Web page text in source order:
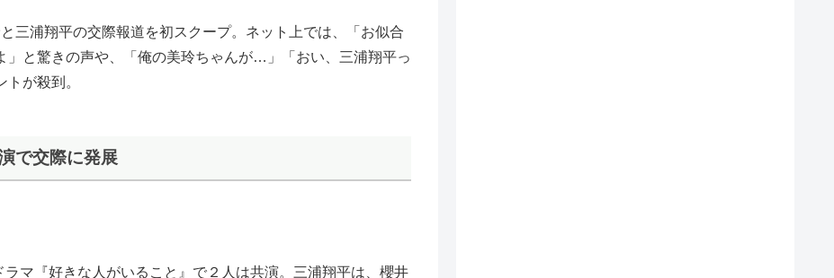
三浦翔平の交際報道を初スクープ。ネット上では、「お似合
」と驚きの声や、「俺の美玲ちゃんが…」「おい、三浦翔平っ
が殺到。
で交際に発展
マ『好きな人がいること』で２人は共演。三浦翔平は、櫻井